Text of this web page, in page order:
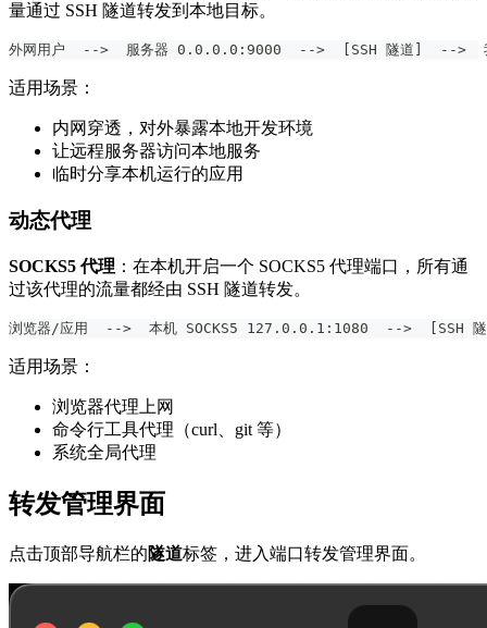
量通过 SSH 隧道转发到本地目标。
外网用户  -->  服务器 0.0.0.0:9000  -->  [SSH 隧道]  -->
适用场景：
内网穿透，对外暴露本地开发环境
让远程服务器访问本地服务
临时分享本机运行的应用
动态代理
SOCKS5 代理 ：在本机开启一个 SOCKS5 代理端口，所有通
过该代理的流量都经由 SSH 隧道转发。
浏览器/应用  -->  本机 SOCKS5 127.0.0.1:1080  -->  [SSH
适用场景：
浏览器代理上网
命令行工具代理（curl、git 等）
系统全局代理
转发管理界面
点击顶部导航栏的隧道标签，进入端口转发管理界面。